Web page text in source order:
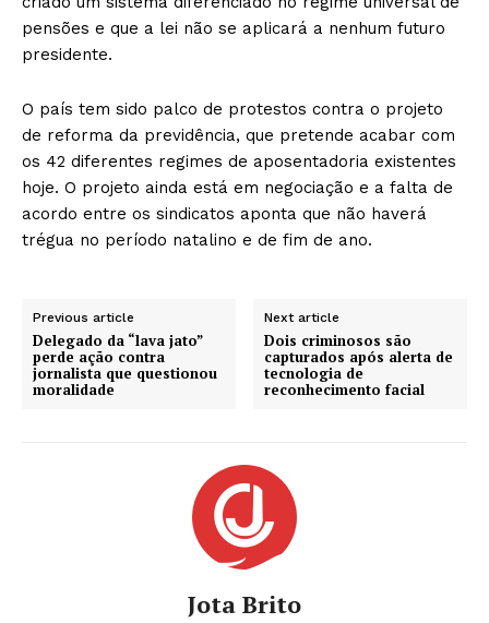
pensões e que a lei não se aplicará a nenhum futuro
presidente.
O país tem sido palco de protestos contra o projeto
de reforma da previdência, que pretende acabar com
os 42 diferentes regimes de aposentadoria existentes
hoje. O projeto ainda está em negociação e a falta de
acordo entre os sindicatos aponta que não haverá
trégua no período natalino e de fim de ano.
Previous article
Delegado da “lava jato”
perde ação contra
jornalista que questionou
moralidade
Next article
Dois criminosos são
capturados após alerta de
tecnologia de
reconhecimento facial
Jota Brito